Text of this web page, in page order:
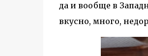
да и вообще в
вкусно, много,